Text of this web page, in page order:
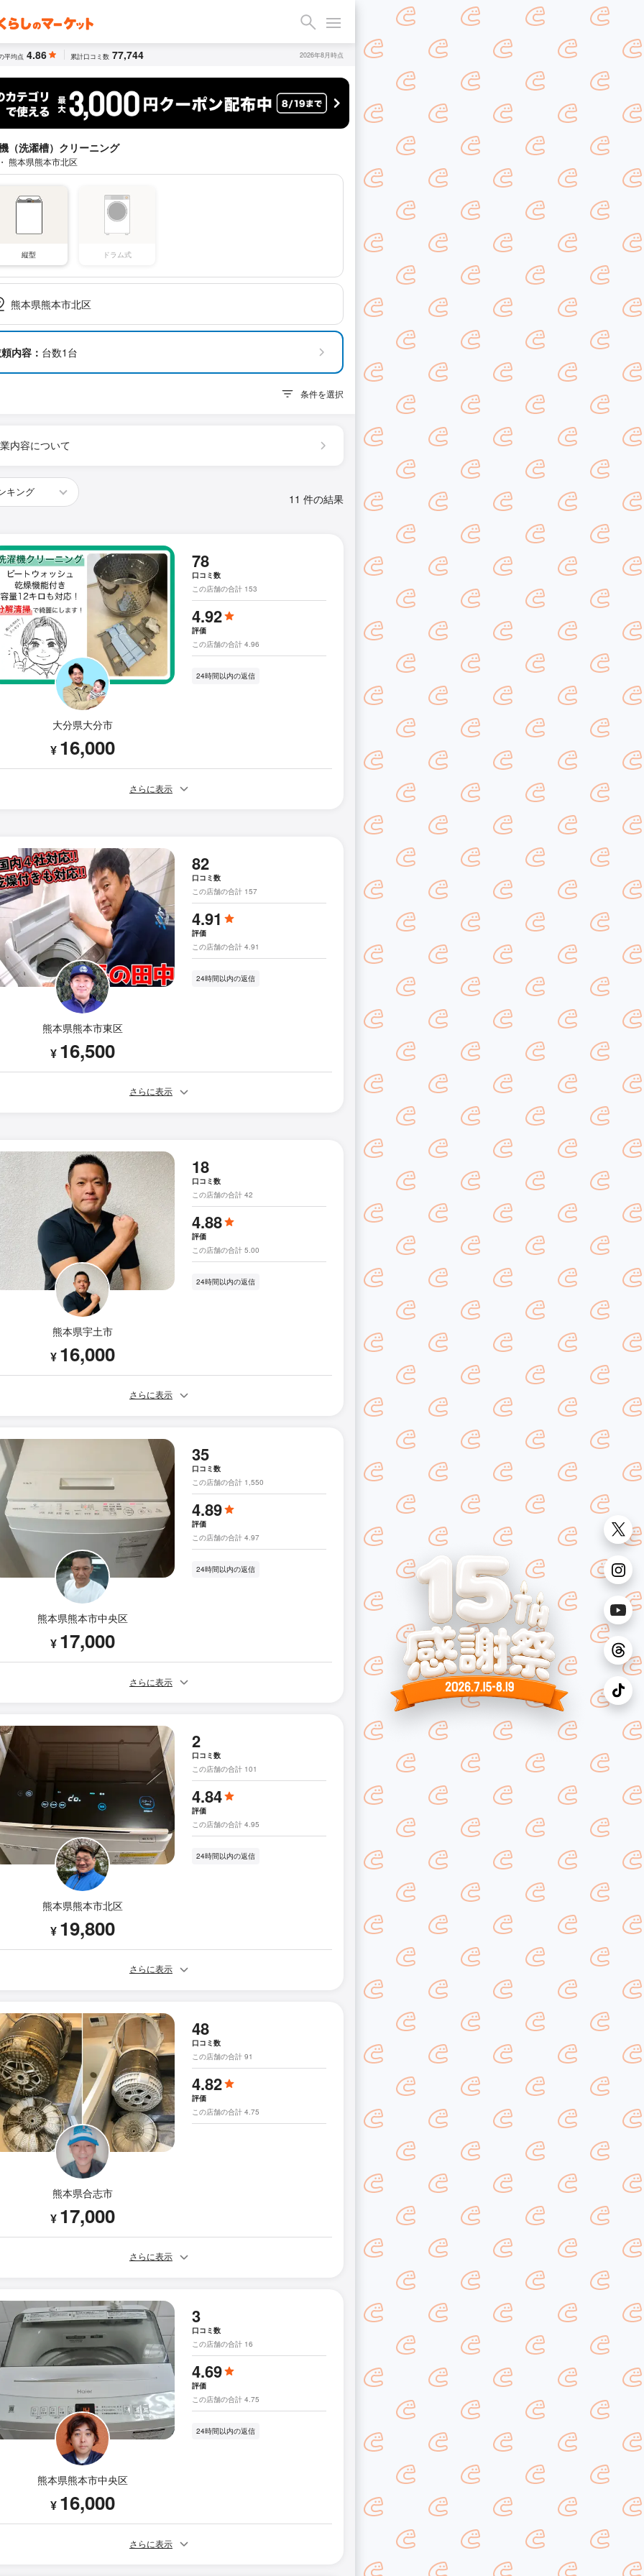
平均点 4.86 累計口コミ数 77,744 2026年8月時点
（洗濯槽）クリーニング
熊本県熊本市北区
縦型 ドラム式
熊本県熊本市北区
内容： 台数1台
条件を選択
内容について
11 件の結果
大分県大分市
¥ 16,000
78
口コミ数
この店舗の合計 153
4.92
評価
この店舗の合計 4.96
24時間以内の返信
さらに表示
熊本県熊本市東区
¥ 16,500
82
口コミ数
この店舗の合計 157
4.91
評価
この店舗の合計 4.91
24時間以内の返信
さらに表示
熊本県宇土市
¥ 16,000
18
口コミ数
この店舗の合計 42
4.88
評価
この店舗の合計 5.00
24時間以内の返信
さらに表示
熊本県熊本市中央区
¥ 17,000
35
口コミ数
この店舗の合計 1,550
4.89
評価
この店舗の合計 4.97
24時間以内の返信
さらに表示
熊本県熊本市北区
¥ 19,800
2
口コミ数
この店舗の合計 101
4.84
評価
この店舗の合計 4.95
24時間以内の返信
さらに表示
熊本県合志市
¥ 17,000
48
口コミ数
この店舗の合計 91
4.82
評価
この店舗の合計 4.75
さらに表示
熊本県熊本市中央区
¥ 16,000
3
口コミ数
この店舗の合計 16
4.69
評価
この店舗の合計 4.75
24時間以内の返信
さらに表示